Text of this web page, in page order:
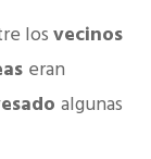
losvecinos
eran
algunas